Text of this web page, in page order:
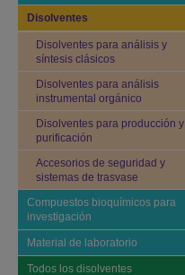
Disolventes
Disolventes para análisis y
síntesis clásicos
Disolventes para análisis
instrumental orgánico
Disolventes para producción y
purificación
Accesorios de seguridad y
sistemas de trasvase
Compuestos bioquímicos para
investigación
Material de laboratorio
Todos los disolventes